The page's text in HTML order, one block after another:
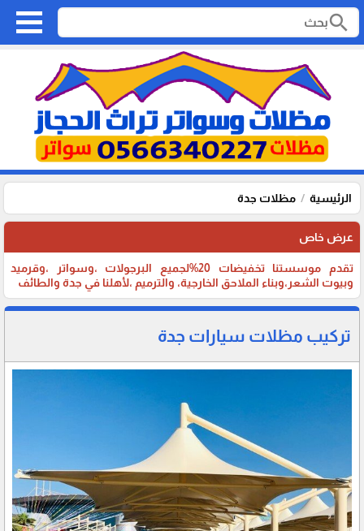
search
الرئيسية مظلات جدة
عرض خاص
تقدم موسستنا تخفيضات 20%لجميع البرجولات ،وسواتر ،وقرميد
وبيوت الشعر،وبناء الملاحق الخارجية، والترميم ،لأهلنا في جدة والطائف
تركيب مظلات سيارات جدة